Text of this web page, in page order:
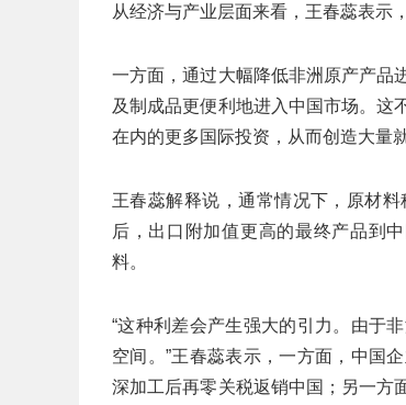
从经济与产业层面来看，王春蕊表示
一方面，通过大幅降低非洲原产产品
及制成品更便利地进入中国市场。这
在内的更多国际投资，从而创造大量
王春蕊解释说，通常情况下，原材
后，出口附加值更高的最终产品到
料。
“这种利差会产生强大的引力。由于
空间。”王春蕊表示，一方面，中国
深加工后再零关税返销中国；另一方